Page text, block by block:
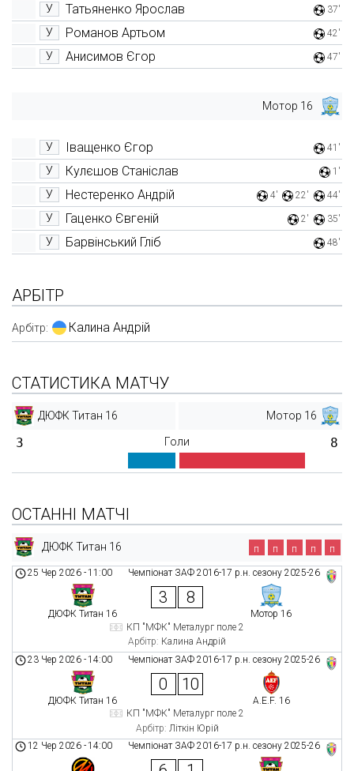
У Татьяненко Ярослав 37'
У Романов Артьом 42'
У Анисимов Єгор 47'
Мотор 16
У Іващенко Єгор 41'
У Кулєшов Станіслав 1'
У Нестеренко Андрій 4' 22' 44'
У Гаценко Євгеній 2' 35'
У Барвінський Гліб 48'
АРБІТР
Арбітр: Калина Андрій
СТАТИСТИКА МАТЧУ
ДЮФК Титан 16 Мотор 16
3 Голи 8
ОСТАННІ МАТЧІ
ДЮФК Титан 16 п п п п п
Чемпіонат ЗАФ 2016-17 р.н. сезону 2025-26
25 Чер 2026 -11:00
ДЮФК Титан 16
3 8
Мотор 16
КП "МФК" Металург поле 2
Арбітр: Калина Андрій
Чемпіонат ЗАФ 2016-17 р.н. сезону 2025-26
23 Чер 2026 -14:00
ДЮФК Титан 16
0 10
A.E.F. 16
КП "МФК" Металург поле 2
Арбітр: Літкін Юрій
Чемпіонат ЗАФ 2016-17 р.н. сезону 2025-26
12 Чер 2026 -14:00